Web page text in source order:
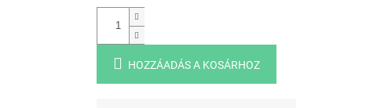
HOZZÁADÁS A KOSÁRHOZ